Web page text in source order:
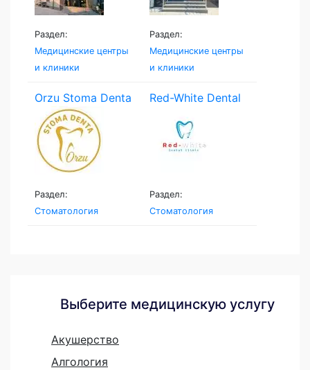
Раздел:
Медицинские центры
и клиники
Раздел:
Медицинские центры
и клиники
Orzu Stoma Denta
Раздел:
Стоматология
Red-White Dental
Раздел:
Стоматология
Выберите медицинскую услугу
Акушерство
Алгология